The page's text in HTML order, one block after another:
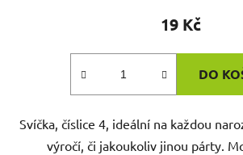
19 Kč
DO
Svíčka, číslice 4, ideální na každou
výročí, či jakoukoliv jinou párty.